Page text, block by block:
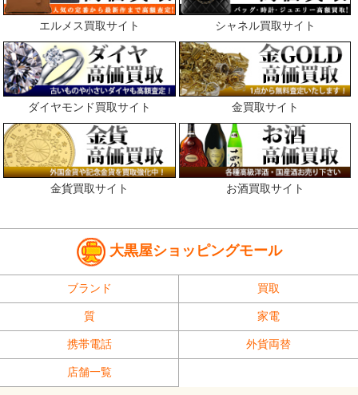
エルメス買取サイト シャネル買取サイト
ダイヤモンド買取サイト 金買取サイト
金貨買取サイト お酒買取サイト
大黒屋ショッピングモール
ブランド 買取
質 家電
携帯電話 外貨両替
店舗一覧